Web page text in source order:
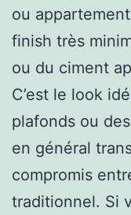
ou
finish très
ou du ciment
C’est le look
plafonds ou
en général
compromis
traditionnel. Si